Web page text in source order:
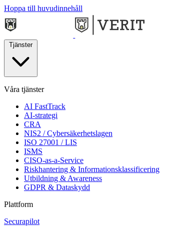
Hoppa till huvudinnehåll
Tjänster
Våra tjänster
AI FastTrack
AI-strategi
CRA
NIS2 / Cybersäkerhetslagen
ISO 27001 / LIS
ISMS
CISO-as-a-Service
Riskhantering & Informationsklassificering
Utbildning & Awareness
GDPR & Dataskydd
Plattform
Securapilot